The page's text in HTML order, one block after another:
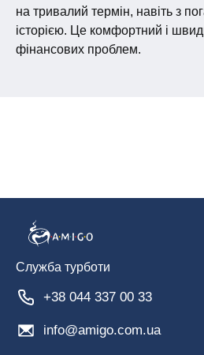
на тривалий термін, навіть з
історією. Це комфортний і
фінансових проблем.
Служба турботи
+38 044 337 00 33
info@amigo.com.ua